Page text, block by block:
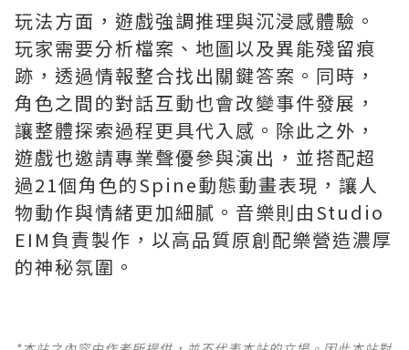
玩法方面，遊戲強調推理與沉浸感體驗。
玩家需要分析檔案、地圖以及異能殘留痕
跡，透過情報整合找出關鍵答案。同時，
角色之間的對話互動也會改變事件發展，
讓整體探索過程更具代入感。除此之外，
遊戲也邀請專業聲優參與演出，並搭配超
過21個角色的Spine動態動畫表現，讓人
物動作與情緒更加細膩。音樂則由Studio
EIM負責製作，以高品質原創配樂營造濃厚
的神秘氛圍。